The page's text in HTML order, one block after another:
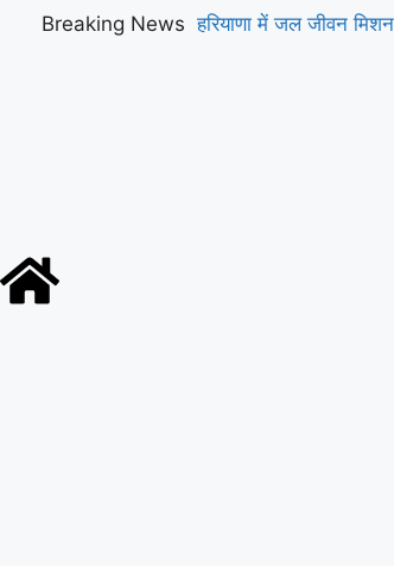
Breaking News हरियाणा में जल जीवन